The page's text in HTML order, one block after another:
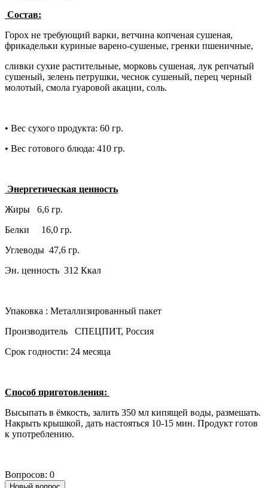
Состав:
Горох не требующий варки, ветчина копченая сушеная,
фрикадельки куриные варено-сушеные, гренки пшеничные,
сливки сухие растительные, морковь сушеная, лук репчатый
сушеный, зелень петрушки, чеснок сушеный, перец черный
молотый, смола гуаровой акации, соль.
• Вес сухого продукта: 60 гр.
• Вес готового блюда: 410 гр.
Энергетическая ценность
Жиры 6,6 гр.
Белки 16,0 гр.
Углеводы 47,6 гр.
Эн. ценность 312 Ккал
Упаковка : Металлизированный пакет
Производитель СПЕЦПИТ, Россия
Срок годности: 24 месяца
Способ приготовления:
Высыпать в ёмкость, залить 350 мл кипящей воды, размешать.
Накрыть крышкой, дать настояться 10-15 мин. Продукт готов
к употреблению.
Вопросов: 0